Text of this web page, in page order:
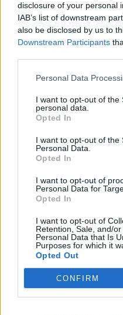
disclosure of your personal
IAB’s list of downstream
also be disclosed by us to
Downstream Participants
Personal Data
I want to opt-out of the
personal data.
Opted In
I want to opt-out of the
Personal Data.
Opted In
I want to opt-out of
Personal Data for
Opted In
I want to opt-out of
Retention, Sale, and/
Personal Data that Is
Purposes for which it
Opted Out
CONFIRM
De har i stedet
Kommunes
- Problemet er nyt for
sagen og derigennem
fra flere forskellige
belægningen i
melding om et enkelt
skal jeg naturligvis
Formørkelsen topper
før solnedgang,
at opleve fænomenet
mod vest.
For mange nordjyder
åbne landskaber
- En solformørkelse er
der kan få os alle til at
samme retning. Det er
og en fantastisk
dens betydning for
universet. Med Sol26
fælles oplevelse – og
nysgerrighed på
der er astrofysiker og
Kategorier
Events
Shopping
Mad & drikke
Nyeste